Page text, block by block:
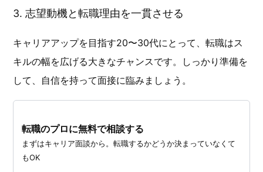
志望動機と転職理由を一貫させる
キャリアアップを目指す20〜30代にとって、転職はス
キルの幅を広げる大きなチャンスです。しっかり準備を
して、自信を持って面接に臨みましょう。
転職のプロに無料で相談する
まずはキャリア面談から。転職するかどうか決まっていなくて
もOK